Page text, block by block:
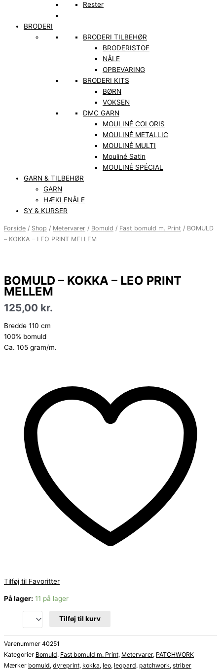
Rester
BRODERI
BRODERI TILBEHØR
BRODERISTOF
NÅLE
OPBEVARING
BRODERI KITS
BØRN
VOKSEN
DMC GARN
MOULINÉ COLORIS
MOULINÉ METALLIC
MOULINÉ MULTI
Mouliné Satin
MOULINÉ SPÉCIAL
GARN & TILBEHØR
GARN
HÆKLENÅLE
SY & KURSER
Forside / Shop / Metervarer / Bomuld / Fast bomuld m. Print / BOMULD
– KOKKA – LEO PRINT MELLEM
BOMULD – KOKKA – LEO PRINT
MELLEM
125,00 kr.
Bredde 110 cm
100% bomuld
Ca. 105 gram/m.
Tilføj til Favoritter
På lager: 11 på lager
Tilføj til kurv
Varenummer 40251
Kategorier Bomuld, Fast bomuld m. Print, Metervarer, PATCHWORK
Mærker bomuld, dyreprint, kokka, leo, leopard, patchwork, striber